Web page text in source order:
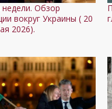
недели. Обзор
вокруг Украины ( 20
2026).